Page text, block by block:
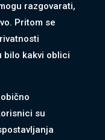
razgovarati,
Pritom se
bilo kakvi oblici
su